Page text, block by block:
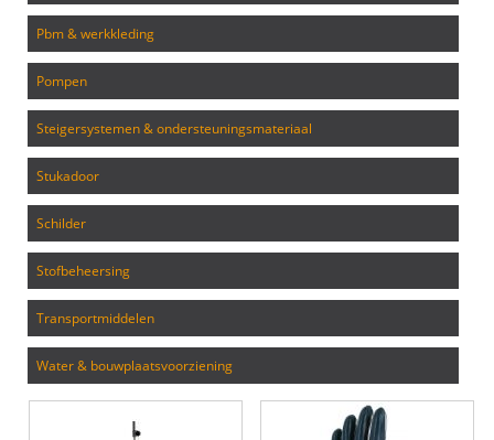
pbm & werkkleding
pompen
steigersystemen & ondersteuningsmateriaal
stukadoor
schilder
stofbeheersing
transportmiddelen
water & bouwplaatsvoorziening